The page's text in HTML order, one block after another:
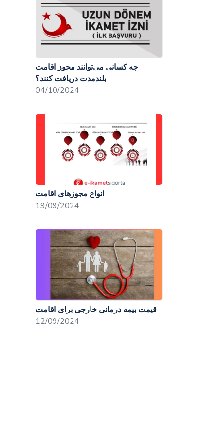
چه کسانی می‌توانند مجوز اقامت
بلندمدت دریافت کنند؟
04/10/2024
انواع مجوزهای اقامت
19/09/2024
قیمت بیمه درمانی خارجی برای اقامت
12/09/2024